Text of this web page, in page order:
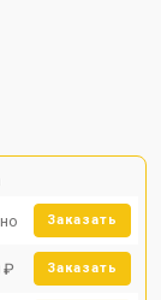
Заказать
₽ Заказать